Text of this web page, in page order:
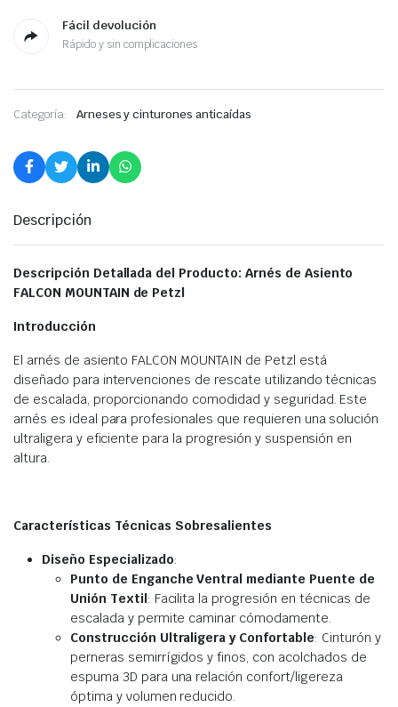
Fácil devolución
Rápido y sin complicaciones
Categoría: Arneses y cinturones anticaídas
Descripción
Descripción Detallada del Producto: Arnés de Asiento
FALCON MOUNTAIN de Petzl
Introducción
El arnés de asiento FALCON MOUNTAIN de Petzl está
diseñado para intervenciones de rescate utilizando técnicas
de escalada, proporcionando comodidad y seguridad. Este
arnés es ideal para profesionales que requieren una solución
ultraligera y eficiente para la progresión y suspensión en
altura.
Características Técnicas Sobresalientes
Diseño Especializado:
Punto de Enganche Ventral mediante Puente de
Unión Textil: Facilita la progresión en técnicas de
escalada y permite caminar cómodamente.
Construcción Ultraligera y Confortable: Cinturón y
perneras semirrígidos y finos, con acolchados de
espuma 3D para una relación confort/ligereza
óptima y volumen reducido.